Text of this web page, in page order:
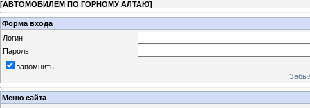
[АВТОМОБИЛЕМ ПО ГОРНОМУ АЛТАЮ]
Форма входа
Логин:
Пароль:
запомнить
Меню сайта